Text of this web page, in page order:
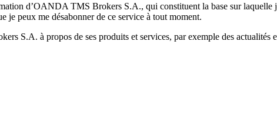
d’OANDA TMS Brokers S.A., qui constituent la base sur laquelle
je peux me désabonner de ce service à tout moment.
S.A. à propos de ses produits et services, par exemple des actualités